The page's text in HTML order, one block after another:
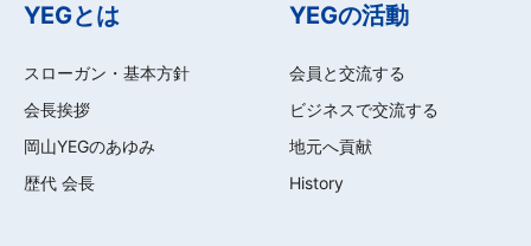
YEGとは
スローガン・基本方針
会長挨拶
岡山YEGのあゆみ
歴代 会長
YEGの活動
会員と交流する
ビジネスで交流する
地元へ貢献
History